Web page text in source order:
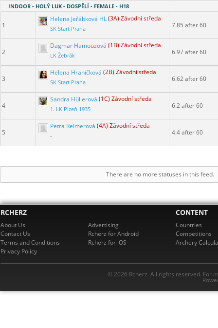
INDOOR - HOLÝ LUK - DOSPĚLÍ - FEMALE - H18
1
Helena Jeřábková HL(3A) Závodní středa
SK Start Praha 7.85 after 60
2
Dagmar Hamouzová (1B) Závodní středa
LK Žebrák 6.97 after 60
3
Helena Hraničková (2B) Závodní středa
SK Start Praha 6.62 after 60
4
Sandra Hüllerová (1C) Závodní středa
1. LK Plzeň 1935 6.2 after 60
5
Petra Reimerová (4A) Závodní středa
- 4.4 after 60
There are no more statuses in this feed.
RCHERZ
About Us
Contact Us
Terms and Conditions
Privacy Policy
Advertising
Rcherz for Android
Rcherz for iOS
CONTENT
Countries
Competitions
Archery
© 2026 Rcherz. All rights reserved. For